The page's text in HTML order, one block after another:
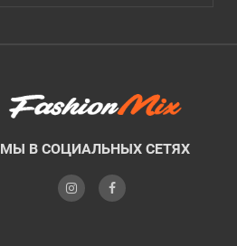
МЫ В СОЦИАЛЬНЫХ СЕТЯХ